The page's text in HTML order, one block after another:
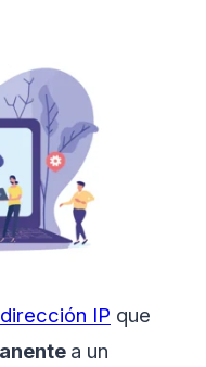
dirección IP que
a un